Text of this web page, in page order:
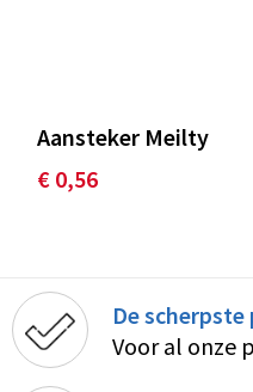
Aansteker Meilty
€ 0,56
De
Voor al onze